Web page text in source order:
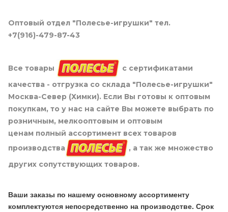
Оптовый отдел "Полесье-игрушки" тел.
+7(916)-479-87-43
Все товары
с сертификатами
качества - отгрузка со склада "Полесье-игрушки"
Москва-Север (Химки). Если Вы готовы к оптовым
покупкам, то у нас на сайте Вы можете выбрать по
розничным, мелкооптовым и оптовым
ценам полный ассортимент всех товаров
производства
, а так же множество
других сопутствующих товаров.
Ваши заказы по нашему основному ассортименту
комплектуются непосредственно на производстве. Срок